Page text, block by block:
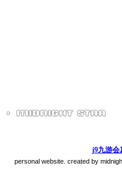
j9九游会
personal website. created by